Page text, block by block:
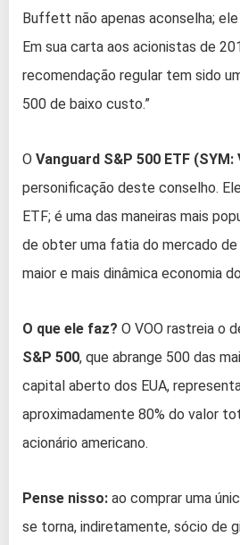
Buffett não apenas aconselha;
Em sua carta aos acionistas de
recomendação regular tem sido
500 de baixo custo.”
O Vanguard S&P 500 ETF (SYM:
personificação deste conselho.
ETF; é uma das maneiras mais
de obter uma fatia do mercado de
maior e mais dinâmica economia
O que ele faz? O VOO rastreia o
S&P 500, que abrange 500 das
capital aberto dos EUA,
aproximadamente 80% do valor
acionário americano.
Pense nisso: ao comprar uma
se torna, indiretamente, sócio de